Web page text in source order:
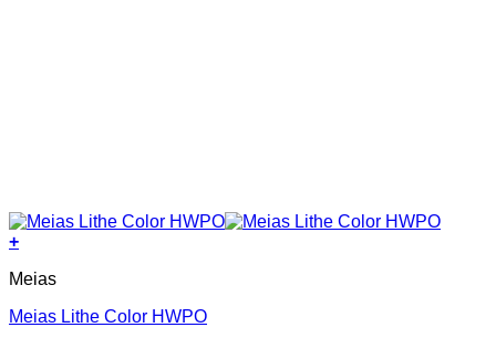
+
product
multiple
Meias
Meias Lithe Color HWPO